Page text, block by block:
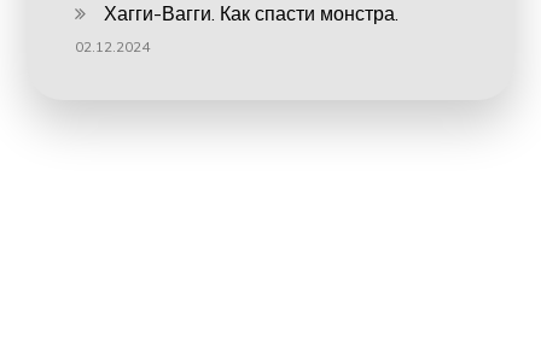
Хагги-Вагги. Как спасти монстра.
02.12.2024